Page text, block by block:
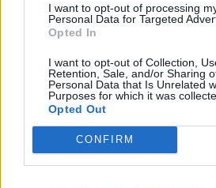
I want to opt-out of processing
Personal Data for Targeted
Opted In
I want to opt-out of Collection,
Retention, Sale, and/or Sharing
Personal Data that Is Unrelated
Purposes for which it was
Opted Out
CONFIRM
και ο ευκάλυπτος. Ακολουθούν το
αφήνοντας πίσω τους κεχριμπάρι,
H Βαφή μαλλιών Echos Color δεν
δοσολογία της με το οξυζενέ είναι
χρώματα της σειράς και 1 προς 2 για
χρώματα.